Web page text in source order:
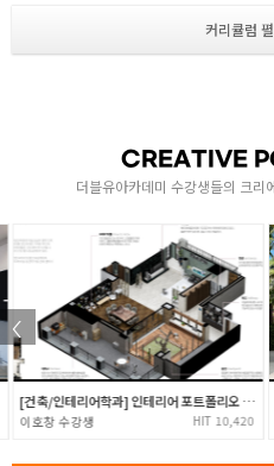
소점의 종류와 형태 이해
비율 및 비례의 개념과
- 다양한 종류의 수목 평면
- 황금비율 및 비례의 개념
- 건물 / 수목 / 자동 심벌을
평면도 / 입면도 입문
- 실내의 다양한 가구들을
- 평면도 / 입면도에 대한
채색도구의 사용원리
CREATIVE
더블유아카데미 수강생들의 크리
[건축/인테리어학과] 인테리어 포트폴리오 - (주)엑스온스튜디오 취업
이호창 10,420